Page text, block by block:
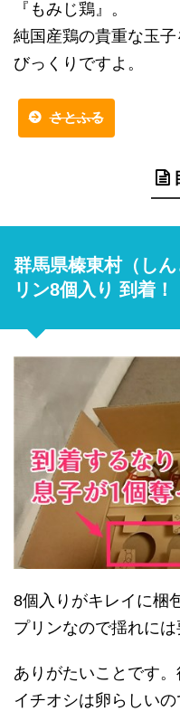
『もみじ鶏』。
純国産鶏の貴重な玉
びっくりですよ。
さとふる
群馬県榛東村（し
リン8個入り 到着！
8個入りがキレイに梱
プリンなので揺れには
ありがたいことです
イチオシは卵らしい